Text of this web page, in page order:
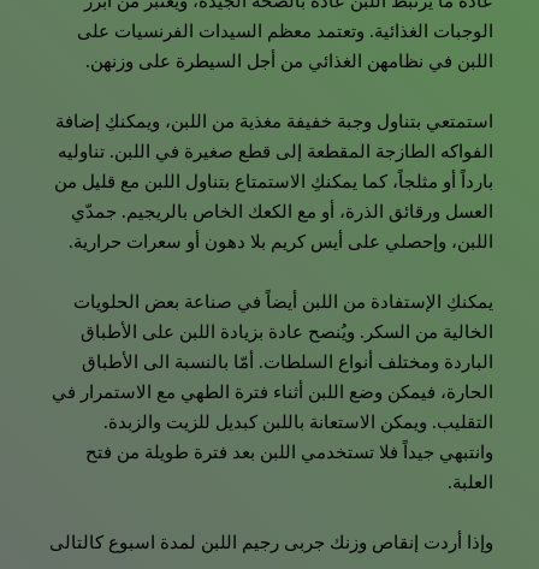
الوجبات الغذائية. وتعتمد معظم السيدات الفرنسيات على
اللبن في نظامهن الغذائي من أجل السيطرة على وزنهن.
استمتعي بتناول وجبة خفيفة مغذية من اللبن، ويمكنكِ إضافة
الفواكه الطازجة المقطعة إلى قطع صغيرة في اللبن. تناوليه
بارداً أو مثلجاً، كما يمكنكِ الاستمتاع بتناول اللبن مع قليل من
العسل ورقائق الذرة، أو مع الكعك الخاص بالريجيم. جمدّي
اللبن، وإحصلي على أيس كريم بلا دهون أو سعرات حرارية.
يمكنكِ الإستفادة من اللبن أيضاً في صناعة بعض الحلويات
الخالية من السكر. ويُنصح عادة بزيادة اللبن على الأطباق
الباردة ومختلف أنواع السلطات. أمّا بالنسبة الى الأطباق
الحارة، فيمكن وضع اللبن أثناء فترة الطهي مع الاستمرار في
التقليب. ويمكن الاستعانة باللبن كبديل للزيت والزبدة.
وانتبهي جيداً فلا تستخدمي اللبن بعد فترة طويلة من فتح
العلبة.
وإذا أردت إنقاص وزنك جربى رجيم اللبن لمدة اسبوع كالتالى